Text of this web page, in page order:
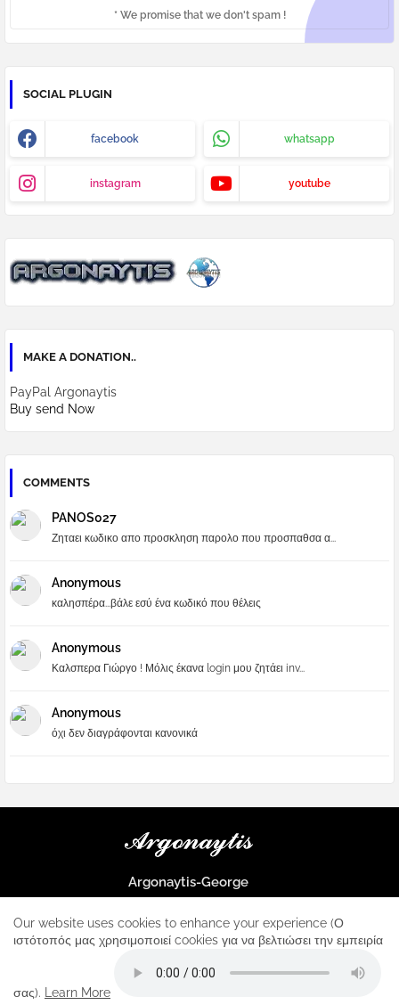
* We promise that we don't spam !
SOCIAL PLUGIN
facebook whatsapp
instagram youtube
MAKE A DONATION..
PayPal Argonaytis
Buy send Now
COMMENTS
PANOS027
Ζηταει κωδικο απο προσκληση παρολο που προσπαθσα α...
Anonymous
καλησπέρα...βάλε εσύ ένα κωδικό που θέλεις
Anonymous
Καλσπερα Γιώργο ! Μόλις έκανα login μου ζητάει inv...
Anonymous
όχι δεν διαγράφονται κανονικά
Argonaytis-George
μοναδικός σταθμός για κάθε iphone
Home
Our website uses cookies to enhance your experience (Ο
ιστότοπός μας χρησιμοποιεί cookies για να βελτιώσει την εμπειρία
σας). Learn More